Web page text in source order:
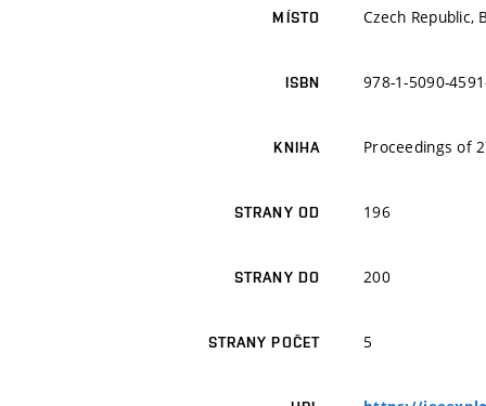
MÍSTO Czech Republic,
ISBN 978-1-5090-
KNIHA Proceedings of
STRANY OD 196
STRANY DO 200
STRANY POČET 5